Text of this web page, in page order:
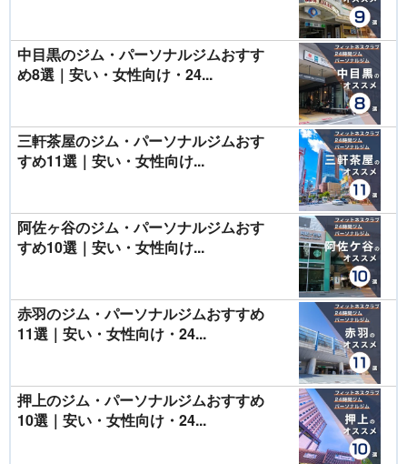
中目黒のジム・パーソナルジムおすす
め8選｜安い・女性向け・24...
三軒茶屋のジム・パーソナルジムおす
すめ11選｜安い・女性向け...
阿佐ヶ谷のジム・パーソナルジムおす
すめ10選｜安い・女性向け...
赤羽のジム・パーソナルジムおすすめ
11選｜安い・女性向け・24...
押上のジム・パーソナルジムおすすめ
10選｜安い・女性向け・24...